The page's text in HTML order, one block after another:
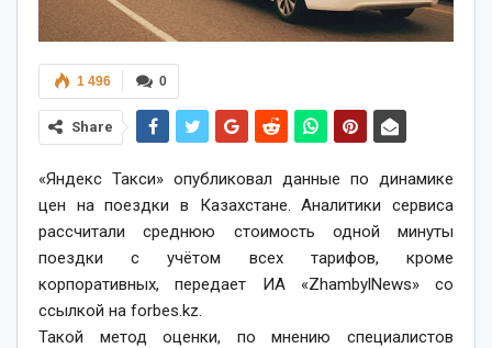
0
1 496
Share
«Яндекс Такси» опубликовал данные по динамике
цен на поездки в Казахстане. Аналитики сервиса
рассчитали среднюю стоимость одной минуты
поездки с учётом всех тарифов, кроме
корпоративных, передает ИА «ZhambylNews» со
ссылкой на forbes.kz.
Такой метод оценки, по мнению специалистов